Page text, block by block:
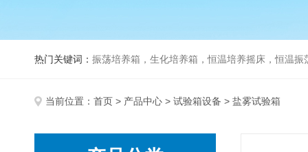
热门关键词： 振荡培养箱，生化培养箱，恒温培养摇床，恒温振荡器
当前位置： 首页 > 产品中心 > 试验箱设备 > 盐雾试验箱